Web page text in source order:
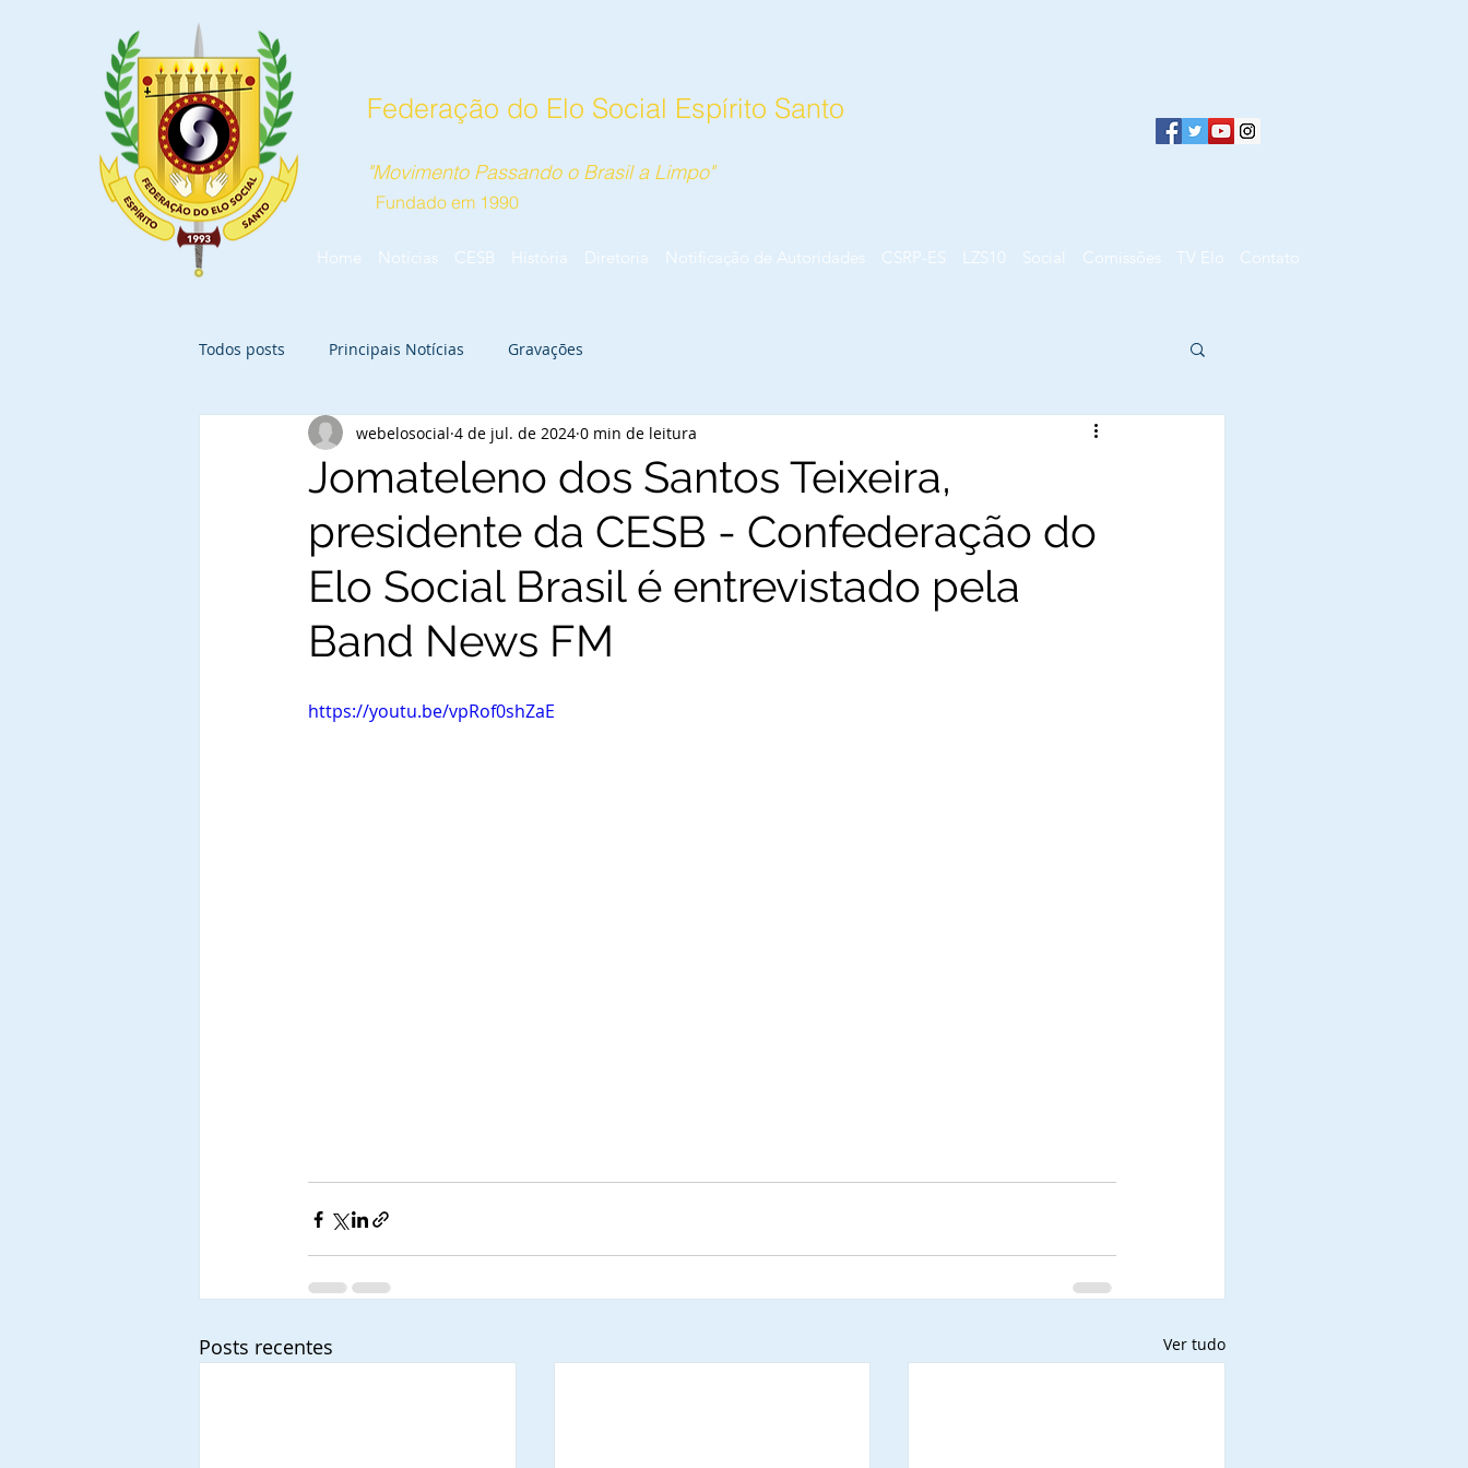
Federação do Elo Social Espírito Santo
"Movimento Passando o Brasil a Limpo"
Fundado em 1990
Home Notícias CESB História Diretoria Notificação de Autoridades CSRP-ES LZS10 Social Comissões TV Elo Contato
Todos posts Principais Notícias Gravações
Jomateleno dos Santos Teixeira,
presidente da CESB - Confederação do
Elo Social Brasil é entrevistado pela
Band News FM
webelosocial 4 de jul. de 2024 0 min de leitura
https://youtu.be/vpRof0shZaE
Posts recentes Ver tudo